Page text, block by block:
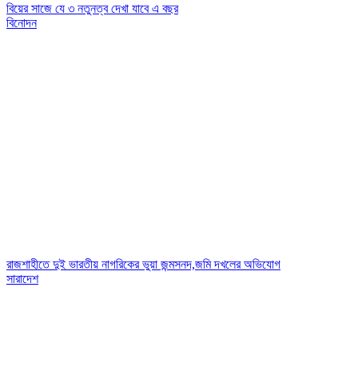
বিয়ের সাজে যে ৩ নতুনত্ব দেখা যাবে এ বছর
বিনোদন
রাজশাহীতে দুই ভারতীয় নাগরিকের ভুয়া জন্মসনদ,জমি দখলের অভিযোগ
সারাদেশ